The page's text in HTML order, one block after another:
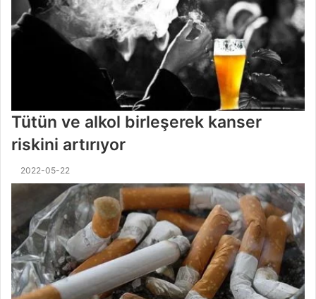
Tütün ve alkol birleşerek kanser
riskini artırıyor
2022-05-22